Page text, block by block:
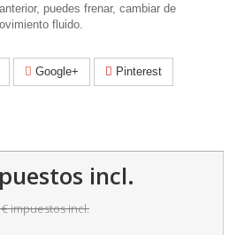
puedes frenar, cambiar de
fluido.
Google+ Pinterest
incl.
impuestos incl.